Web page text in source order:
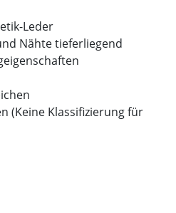
Leder
Nähte tieferliegend
(Keine Klassifizierung für